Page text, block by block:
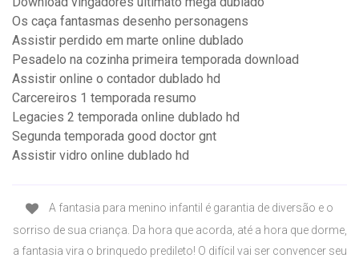
Os caça fantasmas desenho personagens
Assistir perdido em marte online dublado
Pesadelo na cozinha primeira temporada download
Assistir online o contador dublado hd
Carcereiros 1 temporada resumo
Legacies 2 temporada online dublado hd
Segunda temporada good doctor gnt
Assistir vidro online dublado hd
A fantasia para menino infantil é garantia de diversão e o
sorriso de sua criança. Da hora que acorda, até a hora que dorme,
a fantasia vira o brinquedo predileto! O difícil vai ser convencer seu